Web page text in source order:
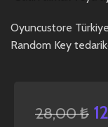
Oyuncustore
Random Key
28,00₺